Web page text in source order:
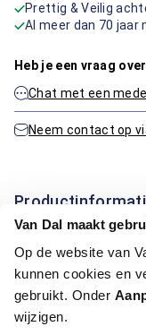
Van Dal maakt
Op de website van
kunnen cookies en
gebruikt. Onder
wijzigen.
Prettig & Veilig
Al meer dan 70
Heb je een vraag
Chat met een
Neem contact op
Artikelnummer
Kleur:
Maatinformatie